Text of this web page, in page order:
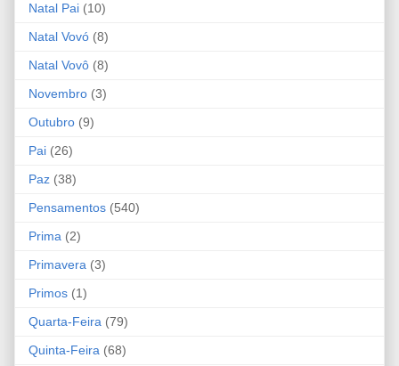
Natal Pai (10)
Natal Vovó (8)
Natal Vovô (8)
Novembro (3)
Outubro (9)
Pai (26)
Paz (38)
Pensamentos (540)
Prima (2)
Primavera (3)
Primos (1)
Quarta-Feira (79)
Quinta-Feira (68)